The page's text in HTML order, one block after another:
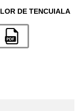
DE TENCUIALA